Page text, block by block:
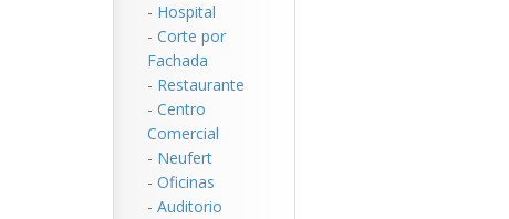
- Hospital
- Corte por
Fachada
- Restaurante
- Centro
Comercial
- Neufert
- Oficinas
- Auditorio